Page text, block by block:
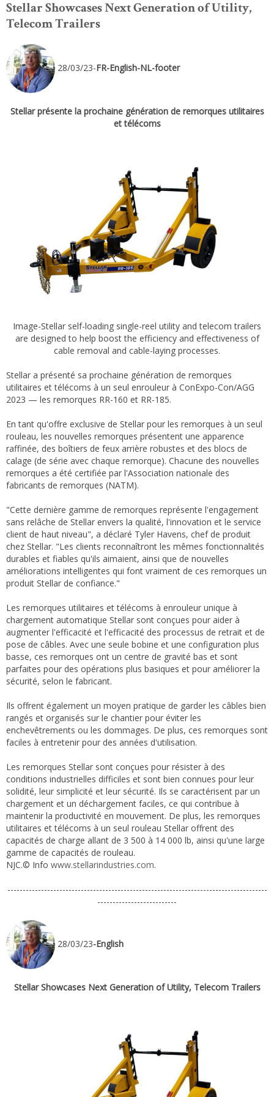
Stellar Showcases Next Generation of Utility,
Telecom Trailers
28/03/23-FR-English-NL-footer
Stellar présente la prochaine génération de remorques utilitaires
et télécoms
Image-Stellar self-loading single-reel utility and telecom trailers
are designed to help boost the efficiency and effectiveness of
cable removal and cable-laying processes.
Stellar a présenté sa prochaine génération de remorques
utilitaires et télécoms à un seul enrouleur à ConExpo-Con/AGG
2023 — les remorques RR-160 et RR-185.
En tant qu'offre exclusive de Stellar pour les remorques à un seul
rouleau, les nouvelles remorques présentent une apparence
raffinée, des boîtiers de feux arrière robustes et des blocs de
calage (de série avec chaque remorque). Chacune des nouvelles
remorques a été certifiée par l'Association nationale des
fabricants de remorques (NATM).
"Cette dernière gamme de remorques représente l'engagement
sans relâche de Stellar envers la qualité, l'innovation et le service
client de haut niveau", a déclaré Tyler Havens, chef de produit
chez Stellar. "Les clients reconnaîtront les mêmes fonctionnalités
durables et fiables qu'ils aimaient, ainsi que de nouvelles
améliorations intelligentes qui font vraiment de ces remorques un
produit Stellar de confiance."
Les remorques utilitaires et télécoms à enrouleur unique à
chargement automatique Stellar sont conçues pour aider à
augmenter l'efficacité et l'efficacité des processus de retrait et de
pose de câbles. Avec une seule bobine et une configuration plus
basse, ces remorques ont un centre de gravité bas et sont
parfaites pour des opérations plus basiques et pour améliorer la
sécurité, selon le fabricant.
Ils offrent également un moyen pratique de garder les câbles bien
rangés et organisés sur le chantier pour éviter les
enchevêtrements ou les dommages. De plus, ces remorques sont
faciles à entretenir pour des années d'utilisation.
Les remorques Stellar sont conçues pour résister à des
conditions industrielles difficiles et sont bien connues pour leur
solidité, leur simplicité et leur sécurité. Ils se caractérisent par un
chargement et un déchargement faciles, ce qui contribue à
maintenir la productivité en mouvement. De plus, les remorques
utilitaires et télécoms à un seul rouleau Stellar offrent des
capacités de charge allant de 3 500 à 14 000 lb, ainsi qu'une large
gamme de capacités de rouleau.
NJC.© Info www.stellarindustries.com.
-------------------------------------------------------------------------------------
--------------------------
28/03/23-English
Stellar Showcases Next Generation of Utility, Telecom Trailers